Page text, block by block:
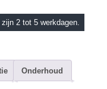
2 tot 5 werkdagen.
Onderhoud